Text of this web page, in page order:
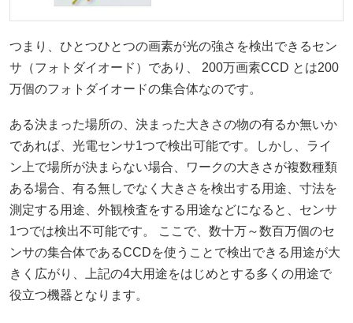
つまり、ひとつひとつの画素が光の強さを検出できるセン
サ（フォトダイオード）であり、 200万画素CCD とは200
万個のフォトダイオードの集合体なのです。
ある決まった場所の、決まった大きさの物の有るか無いか
であれば、光電センサ1つで検出可能です。しかし、ライ
ン上で場所が決まらない場合、ワークの大きさが複数種類
ある場合、有る無しでなく大きさを検出する用途、寸法を
測定する用途、外観検査をする用途などになると、センサ
1つでは検出不可能です。 ここで、数十万～数百万個のセ
ンサの集合体であるCCDを使うことで検出できる用途が大
きく広がり、上記の4大用途をはじめとする多くの用途で
役立つ機器となります。